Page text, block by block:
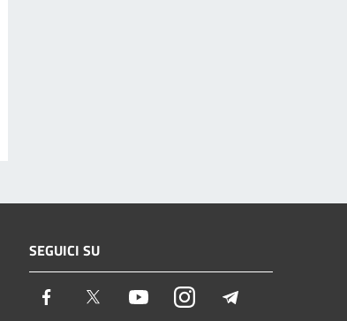
SEGUICI SU
Facebook Twitter YoutubeInstagram